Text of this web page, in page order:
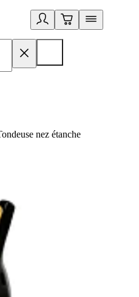
nez étanche